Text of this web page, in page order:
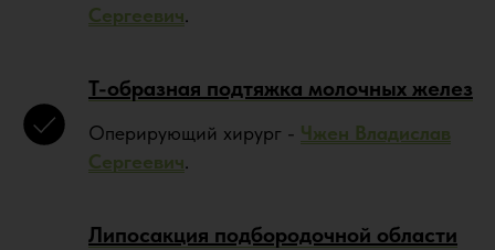
Сергеевич.
Т-образная подтяжка молочных желез
Оперирующий хирург - Чжен Владислав
Сергеевич.
Липосакция подбородочной области